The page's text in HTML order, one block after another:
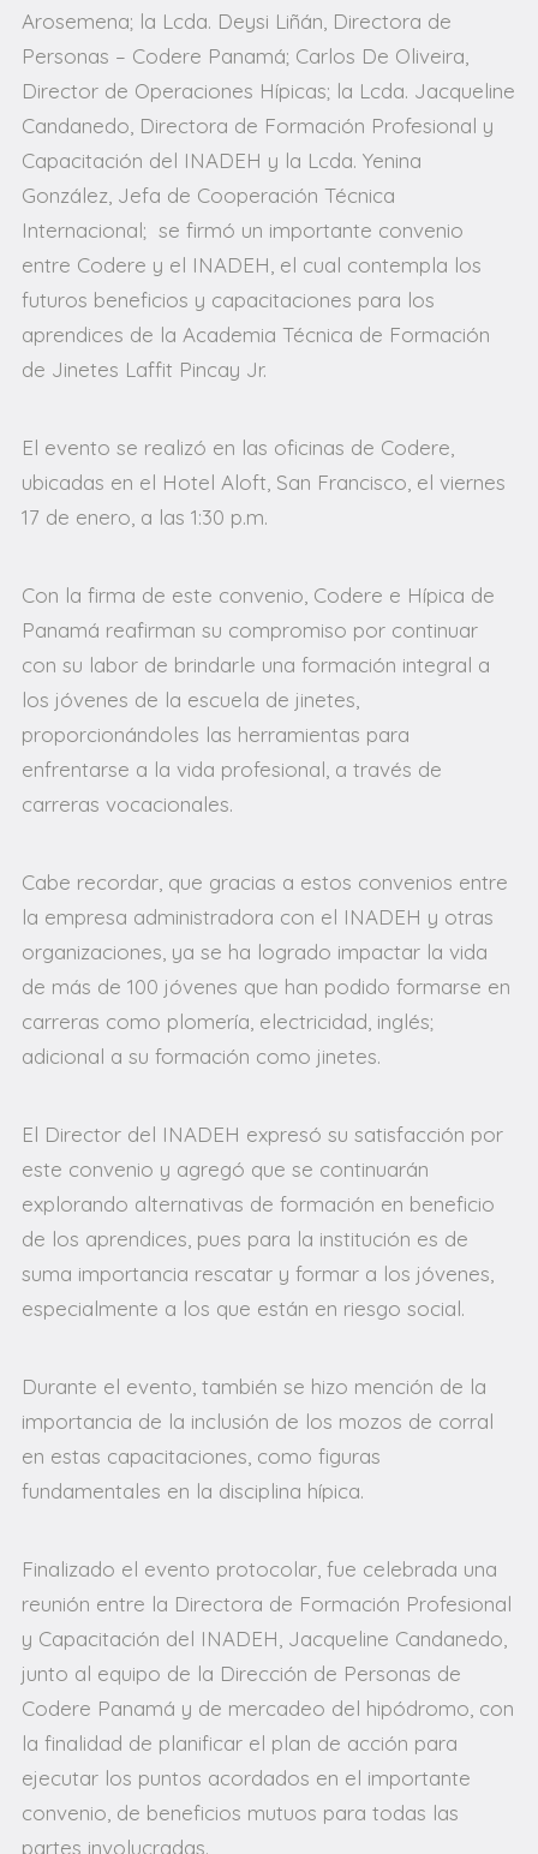
Arosemena; la Lcda. Deysi Liñán, Directora de
Personas – Codere Panamá; Carlos De Oliveira,
Director de Operaciones Hípicas; la Lcda. Jacqueline
Candanedo, Directora de Formación Profesional y
Capacitación del INADEH y la Lcda. Yenina
González, Jefa de Cooperación Técnica
Internacional; se firmó un importante convenio
entre Codere y el INADEH, el cual contempla los
futuros beneficios y capacitaciones para los
aprendices de la Academia Técnica de Formación
de Jinetes Laffit Pincay Jr.
El evento se realizó en las oficinas de Codere,
ubicadas en el Hotel Aloft, San Francisco, el viernes
17 de enero, a las 1:30 p.m.
Con la firma de este convenio, Codere e Hípica de
Panamá reafirman su compromiso por continuar
con su labor de brindarle una formación integral a
los jóvenes de la escuela de jinetes,
proporcionándoles las herramientas para
enfrentarse a la vida profesional, a través de
carreras vocacionales.
Cabe recordar, que gracias a estos convenios entre
la empresa administradora con el INADEH y otras
organizaciones, ya se ha logrado impactar la vida
de más de 100 jóvenes que han podido formarse en
carreras como plomería, electricidad, inglés;
adicional a su formación como jinetes.
El Director del INADEH expresó su satisfacción por
este convenio y agregó que se continuarán
explorando alternativas de formación en beneficio
de los aprendices, pues para la institución es de
suma importancia rescatar y formar a los jóvenes,
especialmente a los que están en riesgo social.
Durante el evento, también se hizo mención de la
importancia de la inclusión de los mozos de corral
en estas capacitaciones, como figuras
fundamentales en la disciplina hípica.
Finalizado el evento protocolar, fue celebrada una
reunión entre la Directora de Formación Profesional
y Capacitación del INADEH, Jacqueline Candanedo,
junto al equipo de la Dirección de Personas de
Codere Panamá y de mercadeo del hipódromo, con
la finalidad de planificar el plan de acción para
ejecutar los puntos acordados en el importante
convenio, de beneficios mutuos para todas las
partes involucradas.